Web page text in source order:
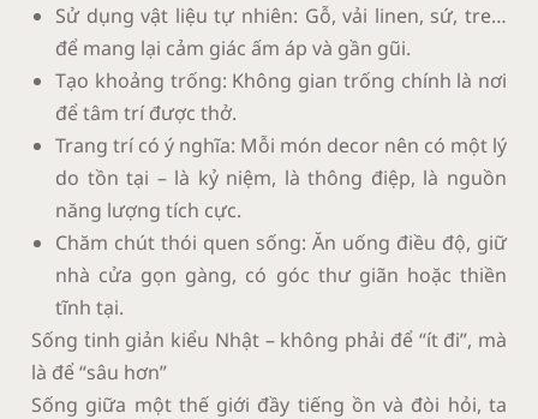
Sử dụng vật liệu tự nhiên: Gỗ, vải linen, sứ, tre…
để mang lại cảm giác ấm áp và gần gũi.
Tạo khoảng trống: Không gian trống chính là nơi
để tâm trí được thở.
Trang trí có ý nghĩa: Mỗi món decor nên có một lý
do tồn tại – là kỷ niệm, là thông điệp, là nguồn
năng lượng tích cực.
Chăm chút thói quen sống: Ăn uống điều độ, giữ
nhà cửa gọn gàng, có góc thư giãn hoặc thiền
tĩnh tại.
Sống tinh giản kiểu Nhật – không phải để “ít đi”, mà
là để “sâu hơn”
Sống giữa một thế giới đầy tiếng ồn và đòi hỏi, ta